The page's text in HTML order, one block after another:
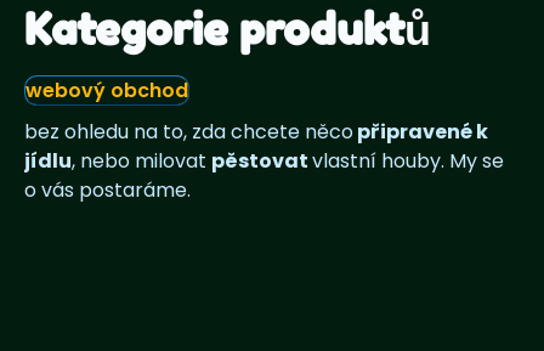
Kategorie produktů
webový obchod
bez ohledu na to, zda chcete něcopřipravené k
jídlu, nebo milovat pěstovatvlastní houby. My se
o vás postaráme.